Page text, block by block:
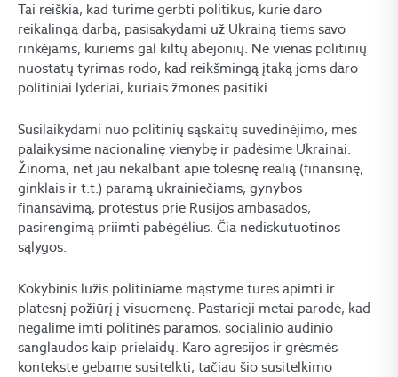
Tai reiškia, kad turime gerbti politikus, kurie daro
reikalingą darbą, pasisakydami už Ukrainą tiems savo
rinkėjams, kuriems gal kiltų abejonių. Ne vienas politinių
nuostatų tyrimas rodo, kad reikšmingą įtaką joms daro
politiniai lyderiai, kuriais žmonės pasitiki.
Susilaikydami nuo politinių sąskaitų suvedinėjimo, mes
palaikysime nacionalinę vienybę ir padėsime Ukrainai.
Žinoma, net jau nekalbant apie tolesnę realią (finansinę,
ginklais ir t.t.) paramą ukrainiečiams, gynybos
finansavimą, protestus prie Rusijos ambasados,
pasirengimą priimti pabėgėlius. Čia nediskutuotinos
sąlygos.
Kokybinis lūžis politiniame mąstyme turės apimti ir
platesnį požiūrį į visuomenę. Pastarieji metai parodė, kad
negalime imti politinės paramos, socialinio audinio
sanglaudos kaip prielaidų. Karo agresijos ir grėsmės
kontekste gebame susitelkti, tačiau šio susitelkimo